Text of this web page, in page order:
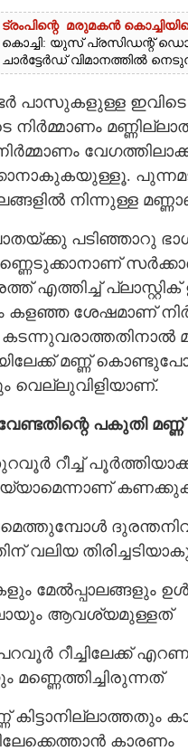
ട്രംപിന്റെ മരുമകൻ
കൊച്ചി: യുസ് പ്രസിഡന്റ്
ചാർട്ടേർഡ് വിമാനത്തിൽ
പാസുകളുള്ള ഇവിടെ
പുന്നമട
നിന്നുള്ള
പടിഞ്ഞാറു
എത്തിച്ച്
ശേഷമാണ്
മണ്ണ്
വെല്ലുവിളിയാണ്.
പകുതി മണ്ണ്
റീച്ച്
വലിയ
ആവശ്യമുള്ളത്
റീച്ചിലേക്ക്
മണ്ണെത്തിച്ചിരുന്നത്
കാരണം